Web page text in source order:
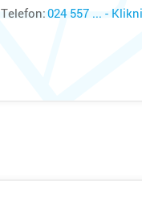
Telefon:024 557 ... -